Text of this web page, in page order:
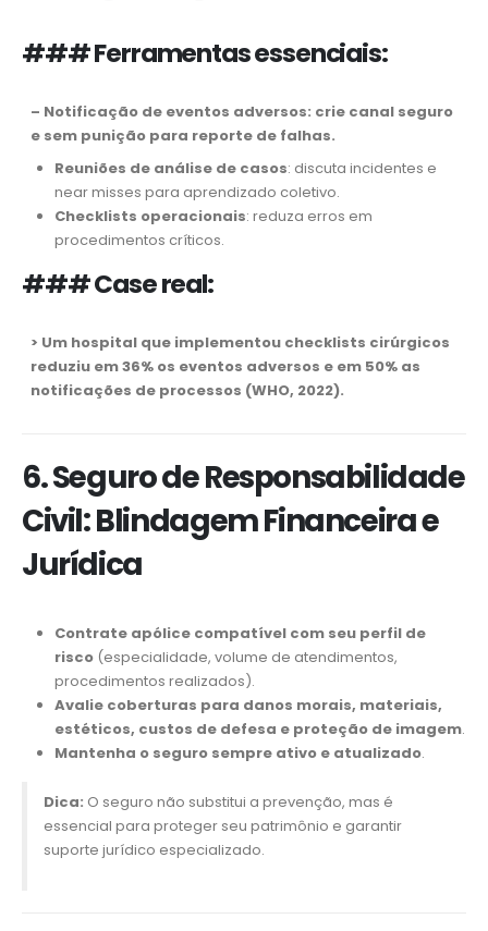
### Ferramentas essenciais:
– Notificação de eventos adversos: crie canal seguro
e sem punição para reporte de falhas.
Reuniões de análise de casos: discuta incidentes e
near misses para aprendizado coletivo.
Checklists operacionais: reduza erros em
procedimentos críticos.
### Case real:
> Um hospital que implementou checklists cirúrgicos
reduziu em 36% os eventos adversos e em 50% as
notificações de processos (WHO, 2022).
6. Seguro de Responsabilidade
Civil: Blindagem Financeira e
Jurídica
Contrate apólice compatível com seu perfil de
risco(especialidade, volume de atendimentos,
procedimentos realizados).
Avalie coberturas para danos morais, materiais,
estéticos, custos de defesa e proteção de imagem.
Mantenha o seguro sempre ativo e atualizado.
Dica: O seguro não substitui a prevenção, mas é
essencial para proteger seu patrimônio e garantir
suporte jurídico especializado.